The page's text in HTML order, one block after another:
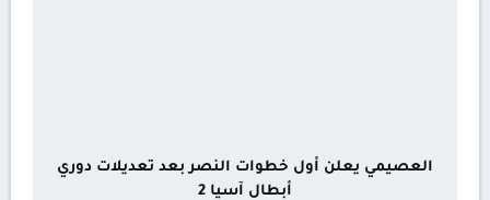
العصيمي يعلن أول خطوات النصر بعد تعديلات دوري
أبطال آسيا 2